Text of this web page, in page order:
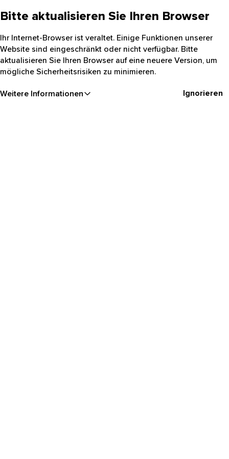
Bitte aktualisieren Sie Ihren Browser
Ihr Internet-Browser ist veraltet. Einige Funktionen unserer
Website sind eingeschränkt oder nicht verfügbar. Bitte
aktualisieren Sie Ihren Browser auf eine neuere Version, um
mögliche Sicherheitsrisiken zu minimieren.
Weitere Informationen Ignorieren